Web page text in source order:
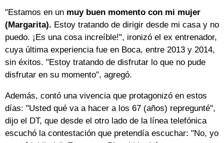
"Estamos en un muy buen momento con mi mujer
(Margarita). Estoy tratando de dirigir desde mi casa y no
puedo. ¡Es una cosa increíble!", ironizó el ex entrenador,
cuya última experiencia fue en Boca, entre 2013 y 2014,
sin éxitos. "Estoy tratando de disfrutar lo que no pude
disfrutar en su momento", agregó.
Además, contó una vivencia que protagonizó en estos
días: "Usted qué va a hacer a los 67 (años) repregunté",
dijo el DT, que desde el otro lado de la línea telefónica
escuchó la contestación que pretendía escuchar: "No, yo